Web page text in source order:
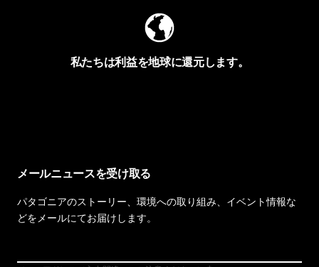
私たちは利益を地球に還元します。
メールニュースを受け取る
パタゴニアのストーリー、環境への取り組み、イベント情報な
どをメールにてお届けします。